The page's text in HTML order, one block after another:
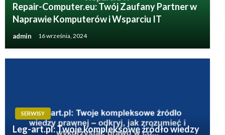
Repair-Computer.eu: Twój Zaufany Partner w
Naprawie Komputerów i Wsparciu IT
admin 16 września, 2024
SERWISY
Leg-art.pl: Twoje kompleksowe źródło wiedzy